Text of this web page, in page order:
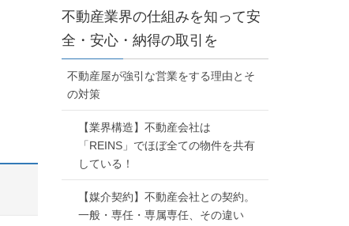
不動産業界の仕組みを知って安
全・安心・納得の取引を
不動産屋が強引な営業をする理由とそ
の対策
【業界構造】不動産会社は
「REINS」でほぼ全ての物件を共有
している！
【媒介契約】不動産会社との契約。
一般・専任・専属専任、その違い